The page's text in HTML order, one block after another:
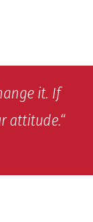
it. If
attitude.“